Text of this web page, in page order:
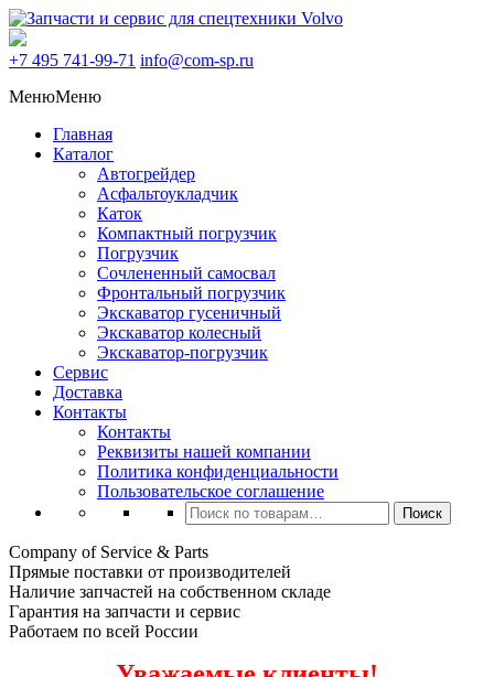
+7 495 741-99-71 info@com-sp.ru
МенюМеню
Главная
Каталог
Автогрейдер
Асфальтоукладчик
Каток
Компактный погрузчик
Погрузчик
Сочлененный самосвал
Фронтальный погрузчик
Экскаватор гусеничный
Экскаватор колесный
Экскаватор-погрузчик
Сервис
Доставка
Контакты
Контакты
Реквизиты нашей компании
Политика конфиденциальности
Пользовательское соглашение
Искать:
Поиск
Company of Service & Parts
Прямые поставки от производителей
Наличие запчастей на собственном складе
Гарантия на запчасти и сервис
Работаем по всей России